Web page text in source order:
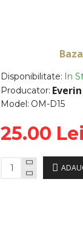
Disponibilitate: In
Producator: Everin
Model: OM-D15
25.00 Lei